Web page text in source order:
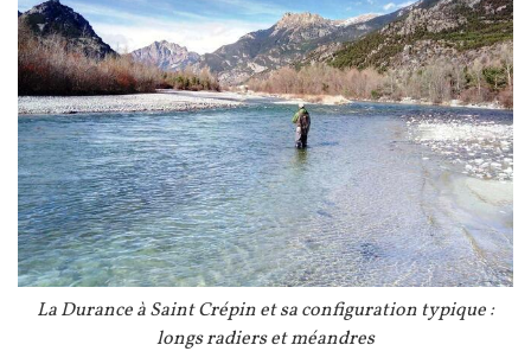
Légende
La Durance à Saint Crépin et sa configuration typique :
longs radiers et méandres